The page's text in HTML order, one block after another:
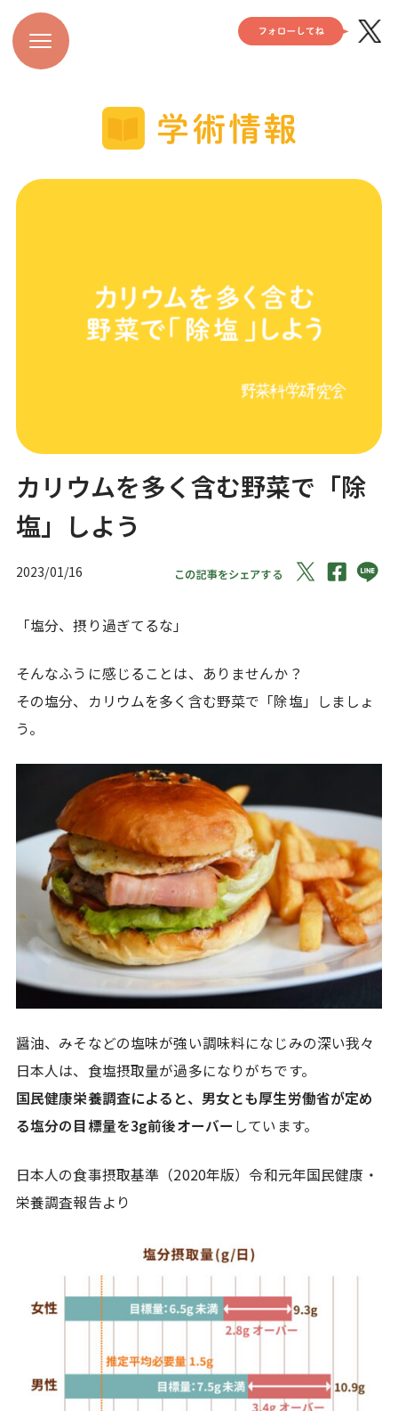
カリウムを多く含む野菜で「除
塩」しよう
2023/01/16 この記事をシェアする
「塩分、摂り過ぎてるな」
そんなふうに感じることは、ありませんか？
その塩分、カリウムを多く含む野菜で「除塩」しましょ
う。
醤油、みそなどの塩味が強い調味料になじみの深い我々
日本人は、食塩摂取量が過多になりがちです。
国民健康栄養調査によると、男女とも厚生労働省が定め
る塩分の目標量を3g前後オーバー しています。
日本人の食事摂取基準（2020年版）令和元年国民健康・
栄養調査報告より